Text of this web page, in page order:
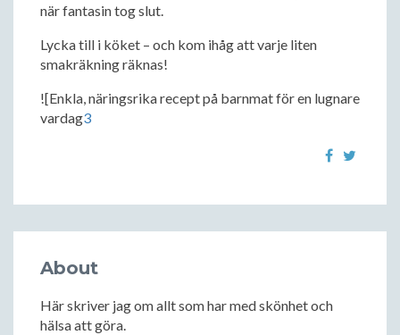
när fantasin tog slut.
Lycka till i köket – och kom ihåg att varje liten
smakräkning räknas!
![Enkla, näringsrika recept på barnmat för en lugnare
vardag3
About
Här skriver jag om allt som har med skönhet och
hälsa att göra.